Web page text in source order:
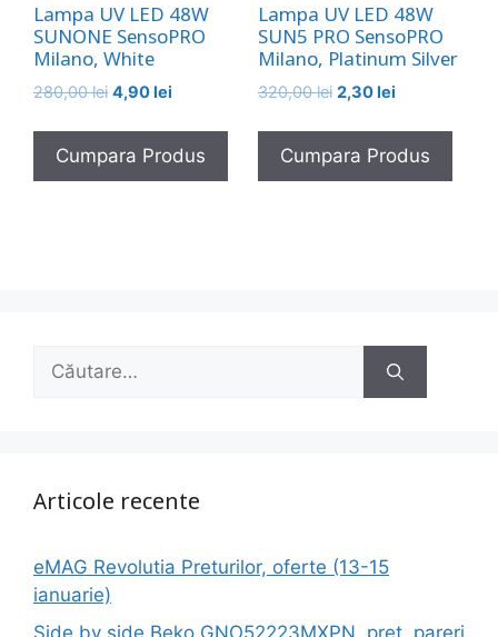
Lampa UV LED 48W
SUNONE SensoPRO
Milano, White
280,00lei Prețul
a
fost:
280,00 lei.
4,90lei
este:
4,90 lei.
Cumpara Produs
Lampa UV LED 48W
SUN5 PRO SensoPRO
Milano, Platinum Silver
320,00lei Prețul
a
fost:
320,00 lei.
2,30leiPrețul
este:
2,30 lei.
Cumpara Produs
Caută
Articole recente
eMAG Revolutia Preturilor, oferte (13-15
ianuarie)
Side by side Beko GNO52223MXPN, pret, pareri